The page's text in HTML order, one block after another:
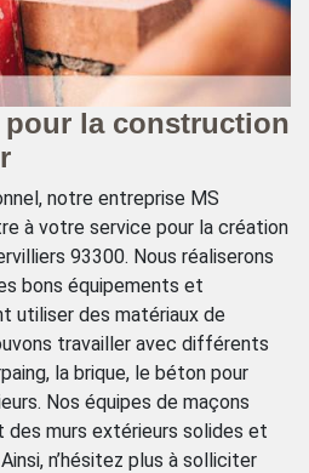
pour la construction
notre entreprise MS
à votre service pour la création
93300. Nous réaliserons
bons équipements et
utiliser des matériaux de
travailler avec différents
la brique, le béton pour
Nos équipes de maçons
des murs extérieurs solides et
n’hésitez plus à solliciter